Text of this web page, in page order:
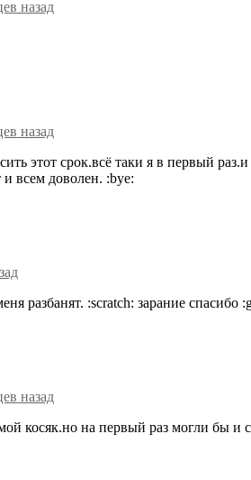
назад
назад
этот срок.всё таки я в первый
и всем доволен. :bye:
разбанят. :scratch: зарание спасибо
назад
косяк.но на первый раз могли бы и